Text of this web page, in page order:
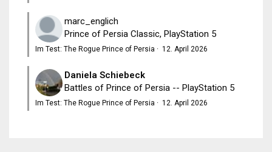
marc_englich
Prince of Persia Classic, PlayStation 5
Im Test: The Rogue Prince of Persia · 12. April 2026
Daniela Schiebeck
Battles of Prince of Persia -- PlayStation 5
Im Test: The Rogue Prince of Persia · 12. April 2026